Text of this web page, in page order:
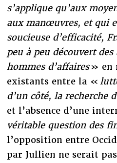
s’applique qu’aux
aux manœuvres, et qui
soucieuse d’efficacité,
peu à peu découvert
hommes d’affaires» en
existants entre la «
d’un côté, la recherche
et l’absence d’une
véritable question des
l’opposition entre
par Jullien ne serait